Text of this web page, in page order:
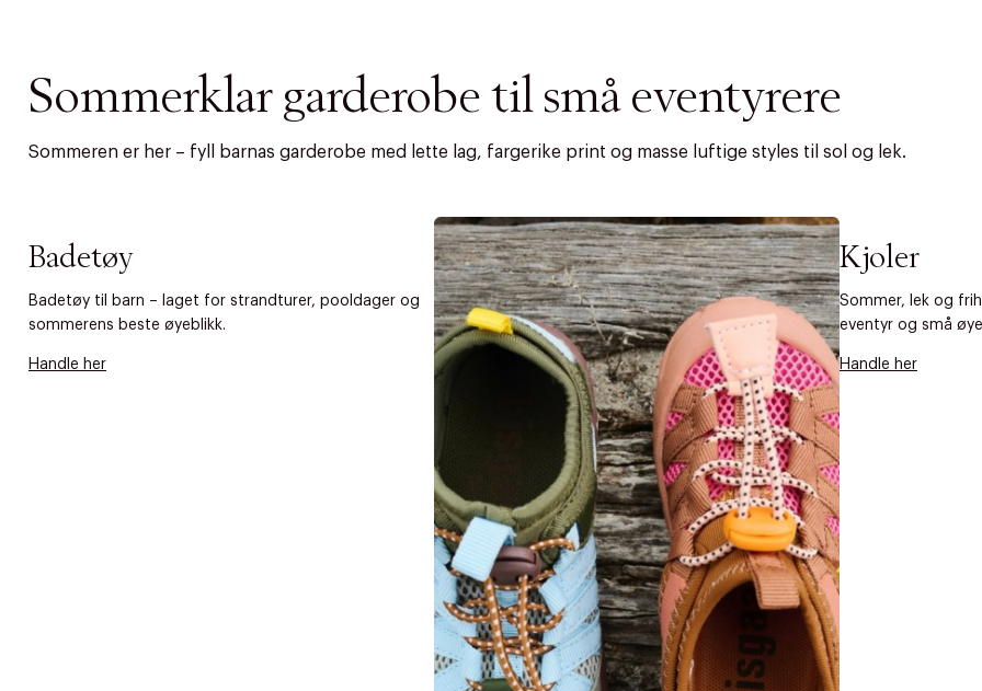
Sommerklar garderobe til små eventyrere
Sommeren er her – fyll barnas garderobe med lette lag, fargerike print og masse luftige styles til sol og lek.
Badetøy
Badetøy til barn – laget for strandturer, pooldager og
sommerens beste øyeblikk.
Handle her
Kjoler
Sommer, lek og
eventyr og små
Handle her
Gratis frakt over 699 NOK for Goodie-medlemmer
Levering innen 2-5 virkedager.
30 dagers returrett
Få 10% på ditt første kjøp som medlem
TILFØY NYTT ØNSKE
Øv vi kan desværre ikke vise dig denne video. Tillad statistiske cookies for
videoen.
Riktige informasjonskapsler
DESSVERRE KAN IKKE PRODUKTET BLI FUNNET
Lukk